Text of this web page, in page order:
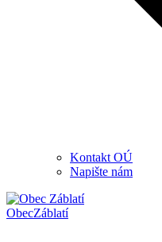
Kontakt OÚ
Napište nám
ObecZáblatí